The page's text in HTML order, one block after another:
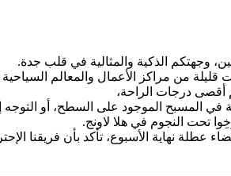
وجهتكم الذكية والمثالية في قلب جدة.
درجات الراحة،
عطلة نهاية الأسبوع، تأكد بأن فريقنا